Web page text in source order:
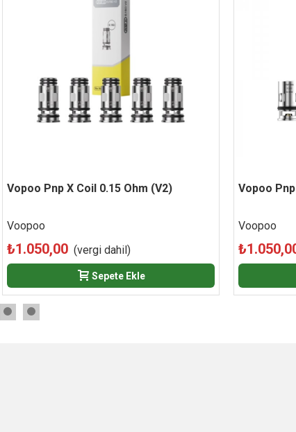
Beğen
Vopoo Pnp X Coil 0.15 Ohm (V2)
Voopoo
₺1.050,00 (vergi dahil)
Sepete Ekle
Vopoo
Voopoo